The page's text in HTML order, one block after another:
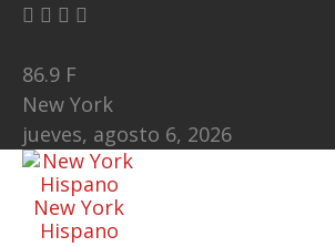
86.9 F
New York
jueves, agosto 6, 2026
New York
Hispano